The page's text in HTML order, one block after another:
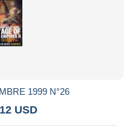
1999 N°26
USD